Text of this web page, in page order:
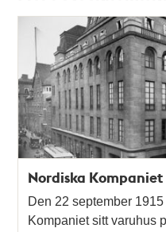
Relaterade
poster
och
teman
Nordiska Kompaniet
Den 22 september
Kompaniet sitt varuhus